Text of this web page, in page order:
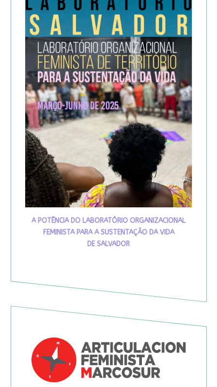
A POTÊNCIA DO LABORATÓRIO ORGANIZACIONAL
FEMINISTA PARA A SUSTENTAÇÃO DA VIDA
DE SALVADOR